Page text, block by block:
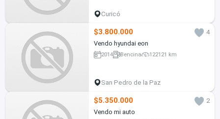
Curicó
$3.800.000
4
Vendo hyundai eon
2014 Bencina 122121 km
San Pedro de la Paz
$5.350.000
2
Vendo mi auto